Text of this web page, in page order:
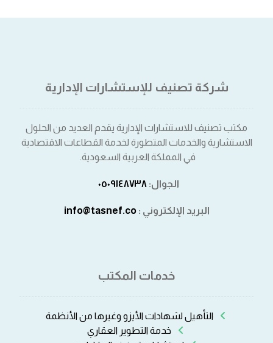
شركة تصنيف للإستشارات الإدارية
مكتب تصنيف للاستشارات الإدارية يقدم العديد من الحلول
الاستشارية والخدمات المتطورة لخدمة القطاعات الاقتصادية
في المملكة العربية السعودية.
الجوال: ٠٥٠٩١٤٨٧٣٨⁩
البريد الإلكتروني :info@tasnef.co
خدمات المكتب
التأهيل لشهادات الأيزو وغيرها من الأنظمة
خدمة التطوير العقاري